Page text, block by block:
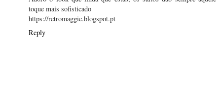
toque mais sofisticado
https://retromaggie.blogspot.pt
Reply